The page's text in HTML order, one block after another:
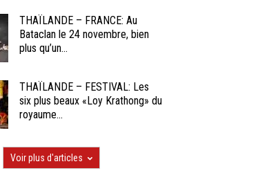
THAÏLANDE – FRANCE: Au
Bataclan le 24 novembre, bien
plus qu’un...
THAÏLANDE – FESTIVAL: Les
six plus beaux «Loy Krathong» du
royaume...
Voir plus d'articles